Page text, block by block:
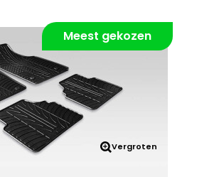
Vergroten
Meest gekozen